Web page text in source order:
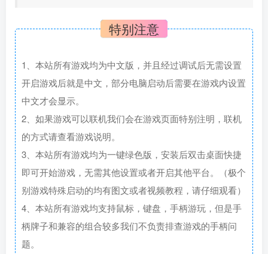
特别注意
1、本站所有游戏均为中文版，并且经过调试后无需设置
开启游戏后就是中文，部分电脑启动后需要在游戏内设置
中文才会显示。
2、如果游戏可以联机我们会在游戏页面特别注明，联机
的方式请查看游戏说明。
3、本站所有游戏均为一键绿色版，安装后双击桌面快捷
即可开始游戏，无需其他设置或者开启其他平台。（极个
别游戏特殊启动的均有图文或者视频教程，请仔细观看）
4、本站所有游戏均支持鼠标，键盘，手柄游玩，但是手
柄牌子和兼容的组合较多我们不负责排查游戏的手柄问
题。